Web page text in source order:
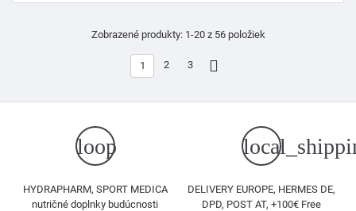
Zobrazené produkty: 1-20 z 56 položiek
1 2 3 
loop
HYDRAPHARM, SPORT MEDICA
nutričné doplnky budúcnosti
DELIVERY EUROPE, HERMES DE,
DPD, POST AT, +100€ Free